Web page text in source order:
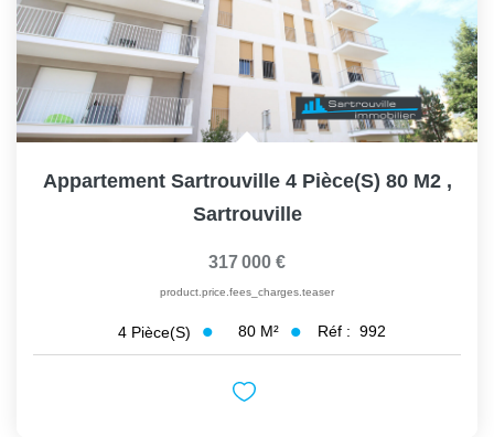
Appartement Sartrouville 4 Pièce(s) 80 M2 ,
Sartrouville
317 000 €
product.price.fees_charges.teaser
4 Pièce(s) 80 M² Réf : 992